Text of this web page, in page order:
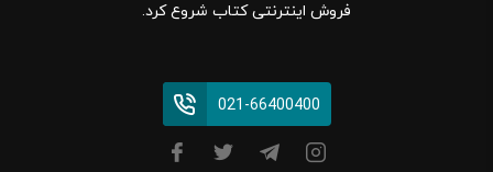
فروش اینترنتی کتاب شروع کرد.
021-66400400